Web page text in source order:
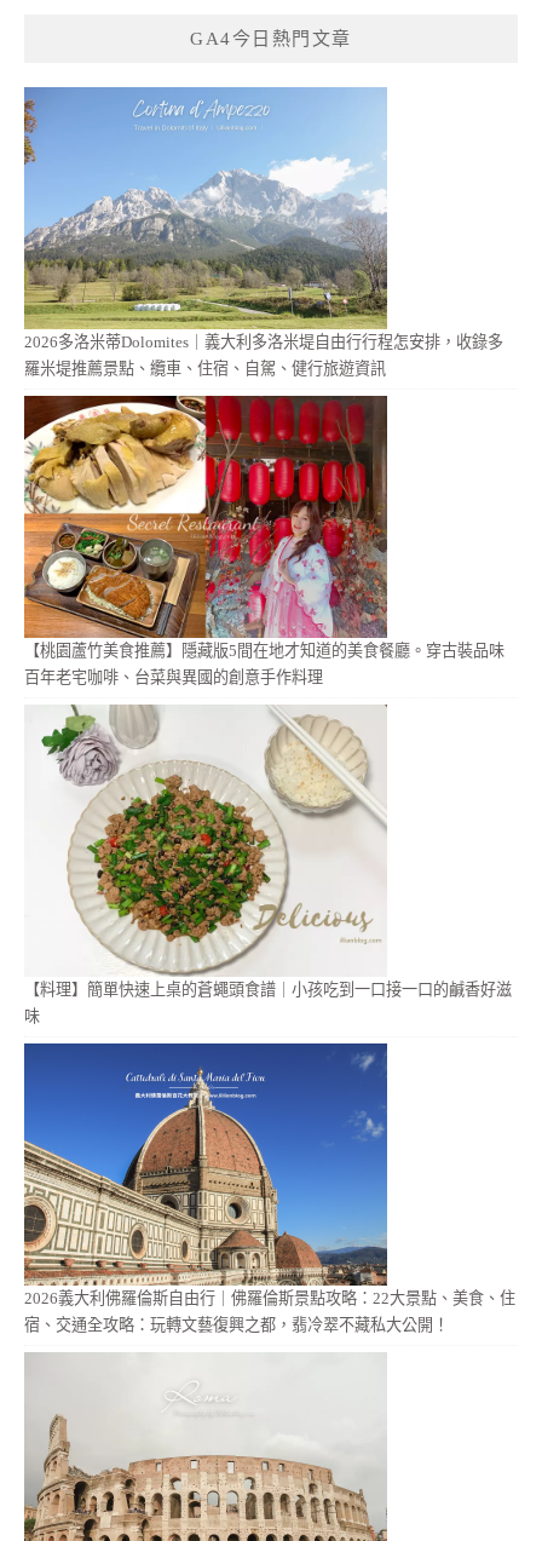
GA4今日熱門文章
2026多洛米蒂Dolomites｜義大利多洛米堤自由行行程怎安排，收錄多
羅米堤推薦景點、纜車、住宿、自駕、健行旅遊資訊
【桃園蘆竹美食推薦】隱藏版5間在地才知道的美食餐廳。穿古裝品味
百年老宅咖啡、台菜與異國的創意手作料理
【料理】簡單快速上桌的蒼蠅頭食譜｜小孩吃到一口接一口的鹹香好滋
味
2026義大利佛羅倫斯自由行｜佛羅倫斯景點攻略：22大景點、美食、住
宿、交通全攻略：玩轉文藝復興之都，翡冷翠不藏私大公開！